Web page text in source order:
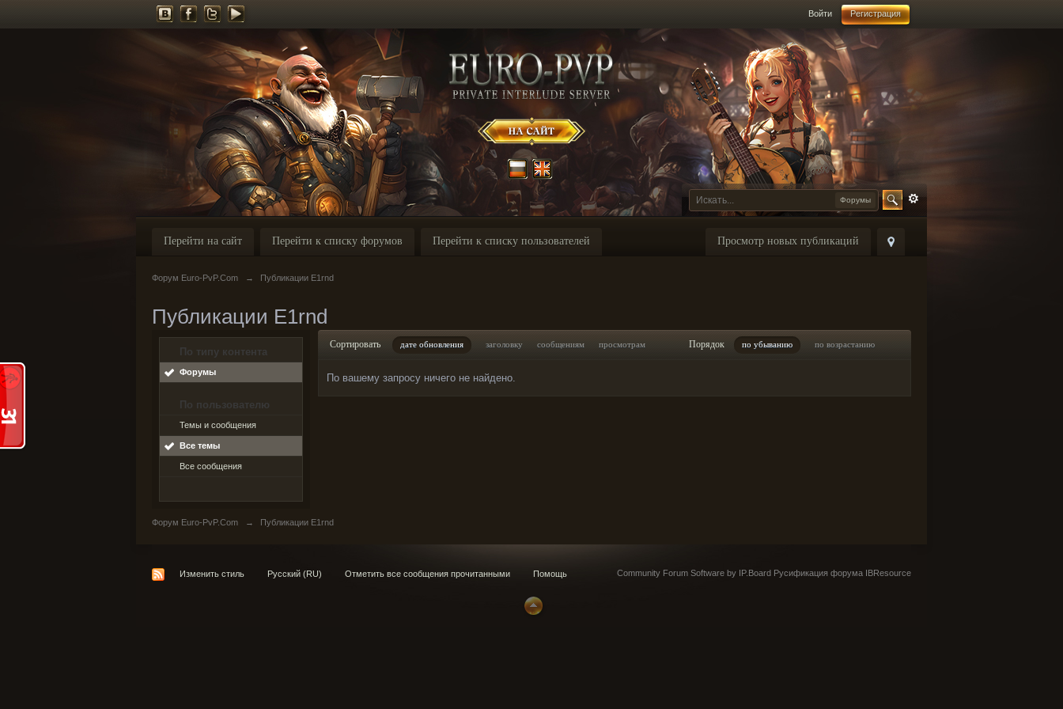
Войти Регистрация
Форумы
Просмотр новых публикаций
Перейти на сайт Перейти к списку форумов Перейти к списку пользователей
Форум Euro-PvP.Com → Публикации E1rnd
Публикации E1rnd
По типу контента
Форумы
По пользователю
Темы и сообщения
Все темы
Все сообщения
Сортировать дате обновления заголовку сообщениям просмотрам Порядок по убыванию по возрастанию
По вашему запросу ничего не найдено.
Форум Euro-PvP.Com → Публикации E1rnd
Изменить стиль Русский (RU) Отметить все сообщения прочитанными Помощь Community Forum Software by IP.Board Русификация форума IBResource